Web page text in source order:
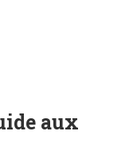
aux